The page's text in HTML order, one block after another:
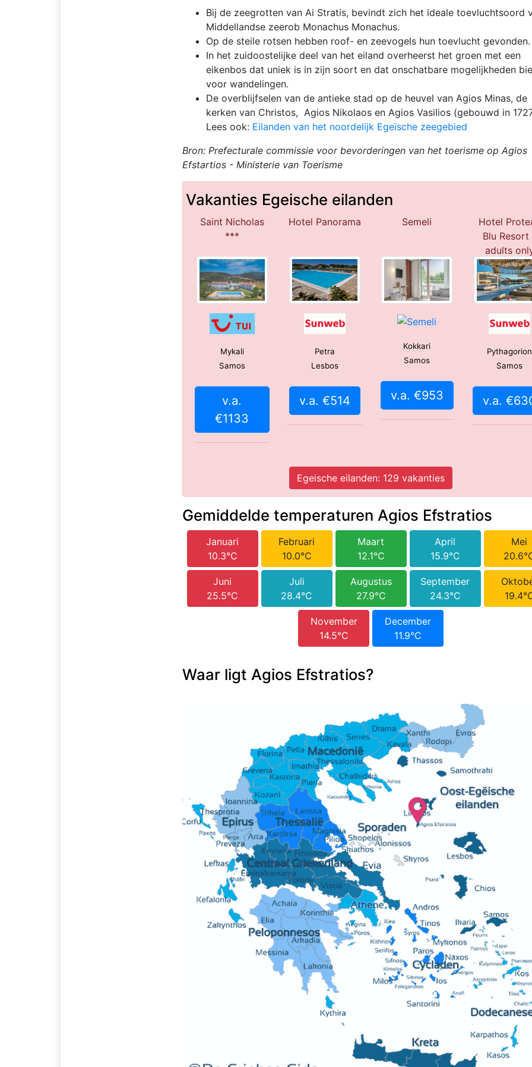
Bij de zeegrotten van Ai Stratis, bevindt zich het ideale toevluchtsoord
Middellandse zeerob Monachus Monachus.
Op de steile rotsen hebben roof- en zeevogels hun toevlucht
In het zuidoostelijke deel van het eiland overheerst het groen met een
eikenbos dat uniek is in zijn soort en dat onschatbare mogelijkheden
voor wandelingen.
De overblijfselen van de antieke stad op de heuvel van Agios Minas, de
kerken van Christos, Agios Nikolaos en Agios Vasilios (gebouwd in
Lees ook: Eilanden van het noordelijk Egeïsche zeegebied
Bron: Prefecturale commissie voor bevorderingen van het toerisme op Agios
Efstartios - Ministerie van Toerisme
Vakanties Egeische eilanden
Saint Nicholas
***
Mykali
Samos
v.a.
€1133
Hotel Panorama
Petra
Lesbos
v.a. €514
Semeli
Kokkari
Samos
v.a. €953
Hotel
Blu
adults
Pythagorion
Samos
v.a.
Egeische eilanden: 129 vakanties
Gemiddelde temperaturen Agios Efstratios
Januari
10.3°C
Februari
10.0°C
Maart
12.1°C
April
15.9°C
Mei
Juni
25.5°C
Juli
28.4°C
Augustus
27.9°C
September
24.3°C
November
14.5°C
December
11.9°C
Waar ligt Agios Efstratios?